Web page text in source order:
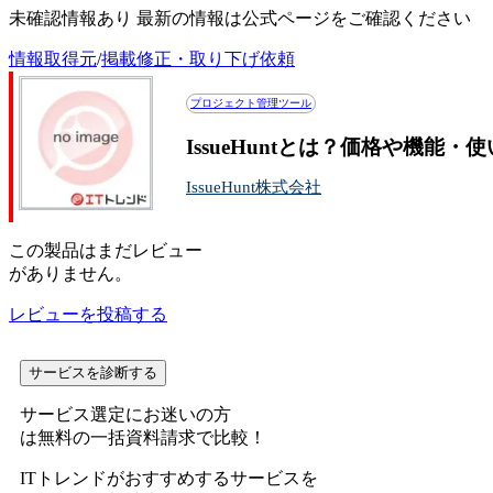
未確認情報あり 最新の情報は公式ページをご確認ください
情報取得元/掲載修正・取り下げ依頼
プロジェクト管理ツール
IssueHuntとは？価格や機能・
IssueHunt株式会社
この製品はまだレビュー
がありません。
レビューを投稿する
サービスを診断する
サービス選定にお迷いの方
は無料の一括資料請求で比較！
ITトレンドがおすすめするサービスを